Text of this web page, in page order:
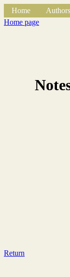
Home Authors
Home page
Return